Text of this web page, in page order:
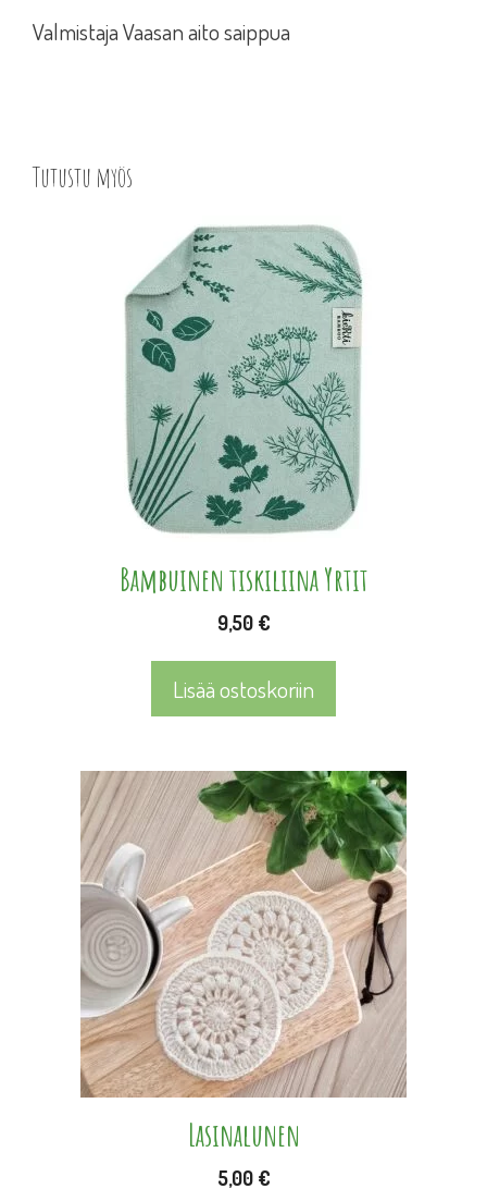
Valmistaja Vaasan aito saippua
Tutustu myös
Bambuinen tiskiliina Yrtit
9,50 €
Lisää ostoskoriin
Lasinalunen
5,00 €
tuotteella
useampi
muunnelma.
tehdä
valinnat
tuotteen
sivulla.